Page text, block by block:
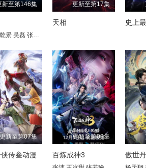
新至第146集
景 吴磊 张若瑜
更新至第17集
天相 史上
新至第07集
传叁动漫
更新至第09集
百炼成神3 傲世